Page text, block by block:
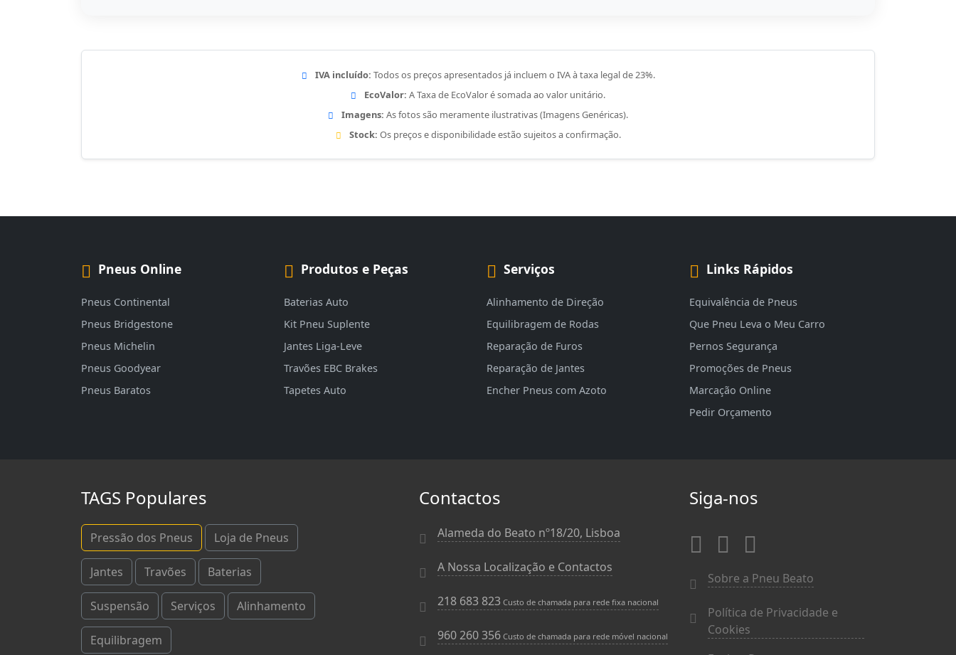
IVA incluído: Todos os preços apresentados já incluem o IVA à taxa legal de 23%.
EcoValor: A Taxa de EcoValor é somada ao valor unitário.
Imagens: As fotos são meramente ilustrativas (Imagens Genéricas).
Stock: Os preços e disponibilidade estão sujeitos a confirmação.
Pneus Online
Pneus Continental
Pneus Bridgestone
Pneus Michelin
Pneus Goodyear
Pneus Baratos
Produtos e Peças
Baterias Auto
Kit Pneu Suplente
Jantes Liga-Leve
Travões EBC Brakes
Tapetes Auto
Serviços
Alinhamento de Direção
Equilibragem de Rodas
Reparação de Furos
Reparação de Jantes
Encher Pneus com Azoto
Links Rápidos
Equivalência de Pneus
Que Pneu Leva o Meu Carro
Pernos Segurança
Promoções de Pneus
Marcação Online
Pedir Orçamento
TAGS Populares
Pressão dos Pneus Loja de Pneus
Jantes Travões Baterias
Suspensão Serviços Alinhamento
Equilibragem
Contactos
Alameda do Beato nº18/20, Lisboa
A Nossa Localização e Contactos
218 683 823 Custo de chamada para rede fixa nacional
960 260 356 Custo de chamada para rede móvel nacional
Siga-nos
Sobre a Pneu Beato
Política de Privacidade e
Cookies